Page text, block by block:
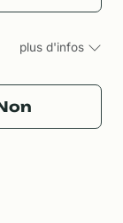
plus d'infos
Non